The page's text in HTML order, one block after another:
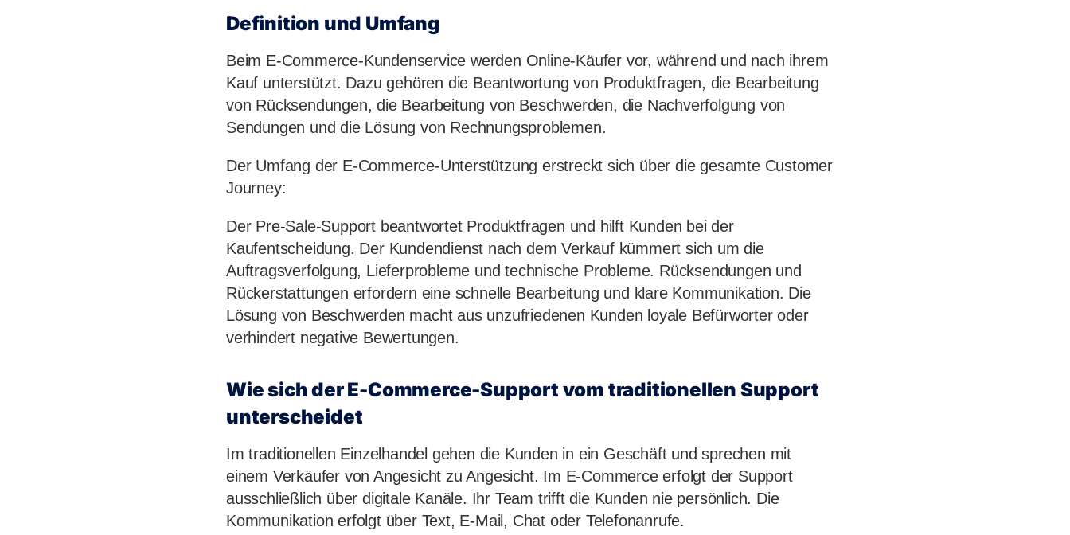
Definition und Umfang
Beim E-Commerce-Kundenservice werden Online-Käufer vor, während und nach ihrem
Kauf unterstützt. Dazu gehören die Beantwortung von Produktfragen, die Bearbeitung
von Rücksendungen, die Bearbeitung von Beschwerden, die Nachverfolgung von
Sendungen und die Lösung von Rechnungsproblemen.
Der Umfang der E-Commerce-Unterstützung erstreckt sich über die gesamte Customer
Journey:
Der Pre-Sale-Support beantwortet Produktfragen und hilft Kunden bei der
Kaufentscheidung. Der Kundendienst nach dem Verkauf kümmert sich um die
Auftragsverfolgung, Lieferprobleme und technische Probleme. Rücksendungen und
Rückerstattungen erfordern eine schnelle Bearbeitung und klare Kommunikation. Die
Lösung von Beschwerden macht aus unzufriedenen Kunden loyale Befürworter oder
verhindert negative Bewertungen.
Wie sich der E-Commerce-Support vom traditionellen Support
unterscheidet
Im traditionellen Einzelhandel gehen die Kunden in ein Geschäft und sprechen mit
einem Verkäufer von Angesicht zu Angesicht. Im E-Commerce erfolgt der Support
ausschließlich über digitale Kanäle. Ihr Team trifft die Kunden nie persönlich. Die
Kommunikation erfolgt über Text, E-Mail, Chat oder Telefonanrufe.